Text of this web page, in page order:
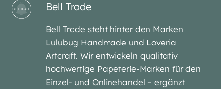
Bell Trade
Bell Trade steht hinter den Marken
Lulubug Handmade und Loveria
Artcraft. Wir entwickeln qualitativ
hochwertige Papeterie-Marken für den
Einzel- und Onlinehandel – ergänzt